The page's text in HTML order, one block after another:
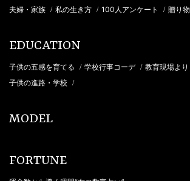
夫婦・家族 / 私の生き方 / 100人アンケート / 贈り物
EDUCATION
子供の五感を育てる / 学校行事コーデ / 教育現場より
子供の進路・学校 /
MODEL
FORTUNE